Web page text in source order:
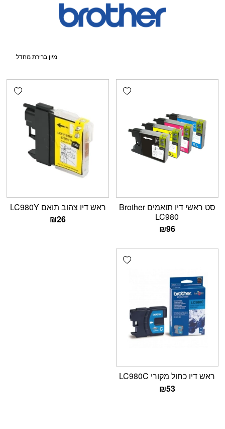
Add wishlist
סט ראשי דיו תואמים Brother
LC980
₪96
ראש דיו צהוב תואם LC980Y
₪26
Add wishlist
ראש דיו כחול מקורי LC980C
₪53